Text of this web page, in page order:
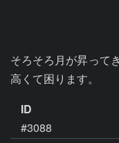
そろそろ月が昇って
高くて困ります。
ID
#3088